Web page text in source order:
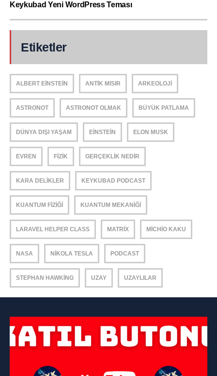
Keykubad Yeni WordPress Teması
Etiketler
ALBERT EINSTEIN ANTIK MISIR ARKEOLOJI
ASTRONOT ASTRONOT OLMAK BÜYÜK PATLAMA
DÜNYA DIŞI YAŞAM EINSTEIN ELON MUSK
EVREN FIZIK GERÇEKLIK NEDIR
KARA DELIKLER KEYKUBAD PODCAST
KUANTUM FIZIĞI KUANTUM MEKANIĞI
LARAVEL HELPER CLASS MATRIX MICHIO KAKU
NASA NIKOLA TESLA PODCAST
STEPHAN HAWKING UZAY UZAYLILAR